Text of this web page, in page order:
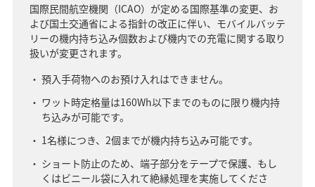
国際民間航空機関（ICAO）が定める国際基準の変更、お
よび国土交通省による指針の改正に伴い、モバイルバッテ
リーの機内持ち込み個数および機内での充電に関する取り
扱いが変更されます。
預入手荷物へのお預け入れはできません。
ワット時定格量は160Wh以下までのものに限り機内持
ち込みが可能です。
1名様につき、2個までが機内持ち込み可能です。
ショート防止のため、端子部分をテープで保護、もし
くはビニール袋に入れて絶縁処理を実施してくださ